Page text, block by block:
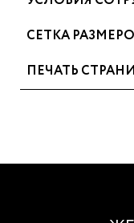
СЕТКА
ПЕЧАТЬ